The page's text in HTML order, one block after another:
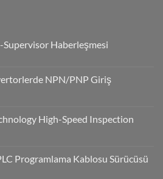
Supervisor Haberleşmesi
NPN/PNP Giriş
High-Speed Inspection
Programlama Kablosu Sürücüsü